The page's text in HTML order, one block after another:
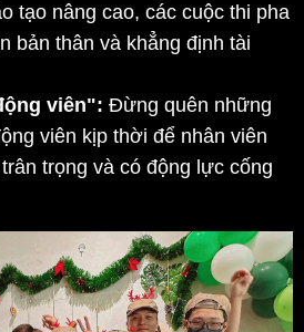
tạo nâng cao, các cuộc thi pha
bản thân và khẳng định tài
viên": Đừng quên những
viên kịp thời để nhân viên
trọng và có động lực cống